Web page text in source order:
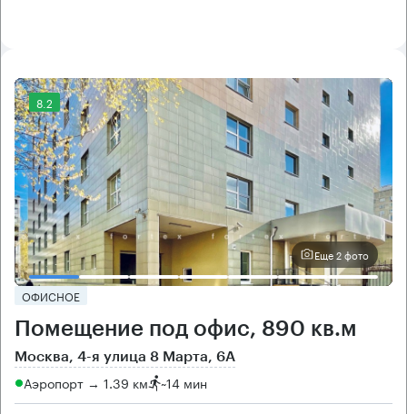
8.2
Еще 2 фото
ОФИСНОЕ
Помещение под офис, 890 кв.м
Москва, 4-я улица 8 Марта, 6А
Аэропорт → 1.39 км ~14 мин